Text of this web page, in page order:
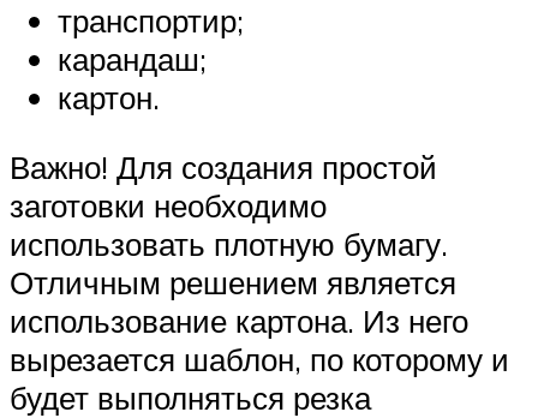
транспортир;
карандаш;
картон.
Важно! Для создания простой
заготовки необходимо
использовать плотную бумагу.
Отличным решением является
использование картона. Из него
вырезается шаблон, по которому и
будет выполняться резка